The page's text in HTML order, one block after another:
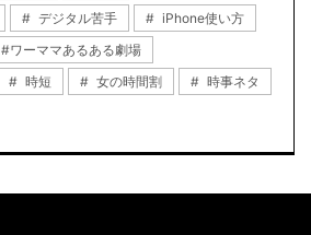
デジタル苦手
iPhone使い方
#ワーママあるある劇場
時短 女の時間割
時事ネタ